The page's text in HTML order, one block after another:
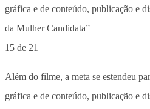
15 de 21
Além do filme, a meta se estendeu
gráfica e de conteúdo, publicação e